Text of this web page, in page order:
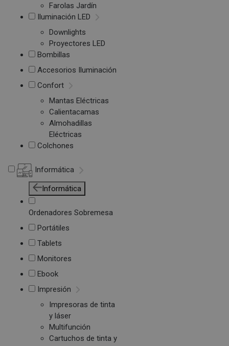
Farolas Jardín
Iluminación LED
Downlights
Proyectores LED
Bombillas
Accesorios Iluminación
Confort
Mantas Eléctricas
Calientacamas
Almohadillas
Eléctricas
Colchones
Informática
Informática
Ordenadores Sobremesa
Portátiles
Tablets
Monitores
Ebook
Impresión
Impresoras de tinta
y láser
Multifunción
Cartuchos de tinta y